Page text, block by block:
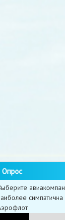
Опрос
симпатична